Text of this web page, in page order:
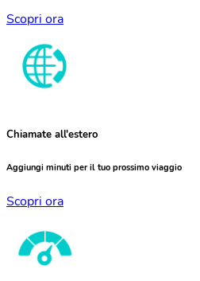
Scopri ora
Chiamate all'estero
Aggiungi minuti per il tuo prossimo viaggio
Scopri ora